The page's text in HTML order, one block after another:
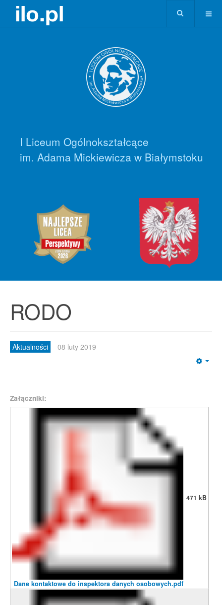
I Liceum Ogólnokształcące
im. Adama Mickiewicza w Białymstoku
RODO
Aktualności 08 luty 2019
Załączniki:
Dane kontaktowe do inspektora danych osobowych.pdf
471 kB